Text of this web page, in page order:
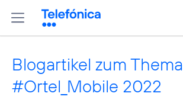
Blogartikel zum Thema
#Ortel_Mobile 2022